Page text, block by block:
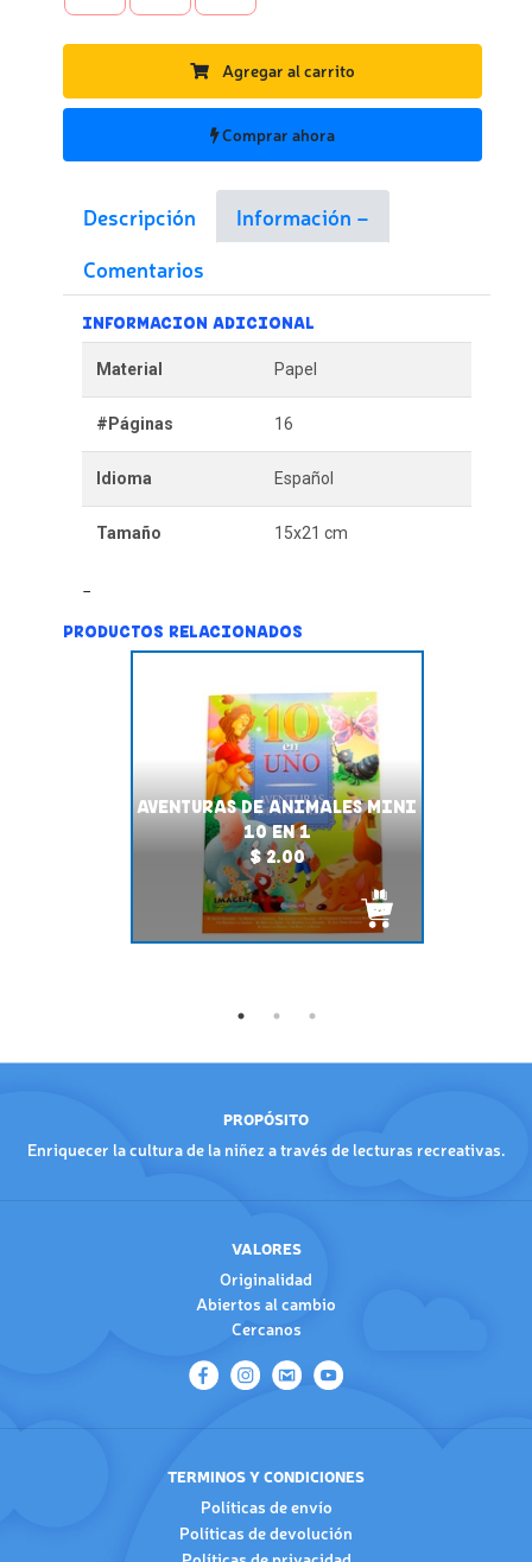
Agregar al carrito
Comprar ahora
Descripción
Información
Comentarios
INFORMACION ADICIONAL
Material Papel
#Páginas 16
Idioma Español
Tamaño 15x21 cm
PRODUCTOS RELACIONADOS
AVENTURAS DE ANIMALES MINI
10 EN 1
$ 2.00
PROPÓSITO
Enriquecer la cultura de la niñez a través de lecturas recreativas.
VALORES
Originalidad
Abiertos al cambio
Cercanos
TERMINOS Y CONDICIONES
Políticas de envío
Políticas de devolución